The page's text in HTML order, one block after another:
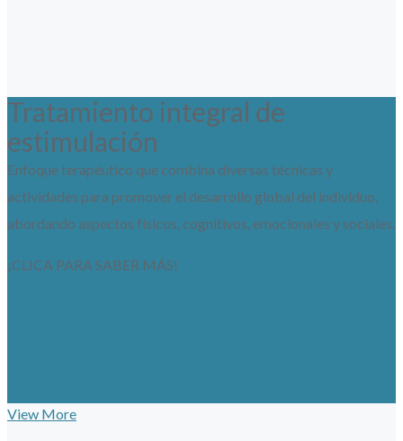
Tratamiento integral de
estimulación
Enfoque terapéutico que combina diversas técnicas y
actividades para promover el desarrollo global del individuo,
abordando aspectos físicos, cognitivos, emocionales y sociales.
¡CLICA PARA SABER MÁS!
View More